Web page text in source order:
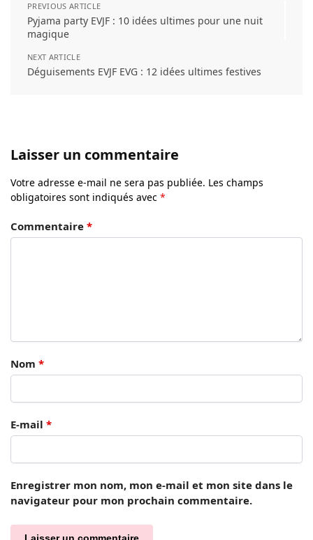
PREVIOUS ARTICLE
Pyjama party EVJF : 10 idées ultimes pour une nuit
magique
NEXT ARTICLE
Déguisements EVJF EVG : 12 idées ultimes festives
Laisser un commentaire
Votre adresse e-mail ne sera pas publiée. Les champs
obligatoires sont indiqués avec *
Commentaire *
Nom *
E-mail *
Enregistrer mon nom, mon e-mail et mon site dans le
navigateur pour mon prochain commentaire.